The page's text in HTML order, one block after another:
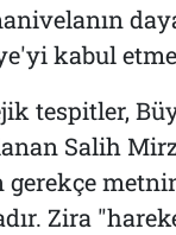
kabul
tespitler,
Salih
Zira